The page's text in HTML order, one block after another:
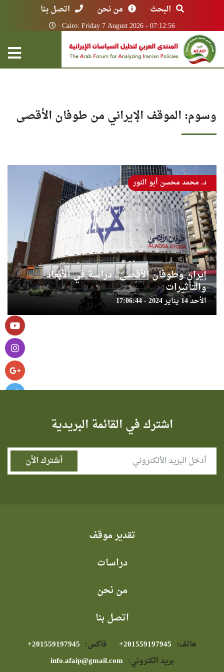
البحث من نحن اتصل بنا
Cairo: Friday 7 August 2026 - 07:12:56
وسوم: الموقف الإيراني من طوفان الأقصى
إيران وطوفان الأقصى.. دراسة في الأبعاد
والتأثيرات
الأحد 14 يناير 2024 - 17:06:44
د. محمد محسن أبو النور
اشترك في القائمة البريدية
تقدير موقف
دراسات
من نحن
اتصل بنا
هاتف: فاكس:
بريد الكتروني: info.afaip@gmail.com